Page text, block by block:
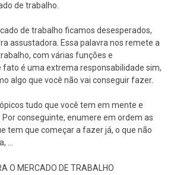
de trabalho.
de trabalho ficamos desesperados,
assustadora. Essa palavra nos remete a
com várias funções e
fato é uma extrema responsabilidade sim,
algo que você não vai conseguir fazer.
tudo que você tem em mente e
conseguinte, enumere em ordem as
tem que começar a fazer já, o que não
...